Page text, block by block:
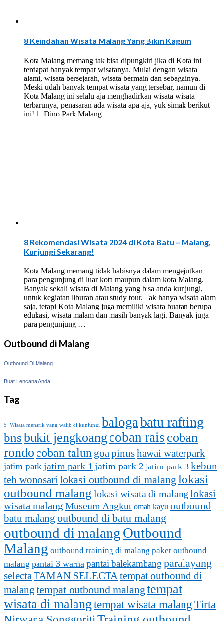
8 Keindahan Wisata Malang Yang Bikin Kagum
Kota Malang memang tak bisa dipungkiri jika di Kota ini
terdapat banyak tempat wisatanya. Mulai dengan wisata
alami, wisata bersejarah, wisata bermain dan sebagainya.
Meski udah banyak tempat wisata yang tersebar, namun di
Kota Malang ini selalu aja menghadirkan wisata wisata
terbarunya, penasaran ada wisata apa aja, yuk simak berikut
ini! 1. Dino Park Malang …
8 Rekomendasi Wisata 2024 di Kota Batu – Malang,
Kunjungi Sekarang!
Kota Malang memang tidak habisnya dalam mengejutkan
para pengunjung di luar kota maupun dalam kota Malang.
Banyak sekali wisata di Malang yang bisa anda kunjungi,
untuk kegiatan liburan atau study tour. Tak hanya wisata alam
saja, tetapi Kota Malang juga memiliki wisata buatan berupa
edukasi, wisata malam dan masih banyak lagi. Banyak juga
para pengunjung …
Outbound di Malang
Outbound Di Malang
Buat Lencana Anda
Tag
5 Wisata menarik yang wajib di kunjungi balogabatu rafting
bnsbukit jengkoang coban rais coban
rondo coban talun goa pinushawai waterpark
jatim park jatim park 1 jatim park 2 jatim park 3 kebun
teh wonosarilokasi outbound di malang lokasi
outbound malang lokasi wisata di malang lokasi
wisata malang Museum Angkut omah kayu outbound
batu malang outbound di batu malang
outbound di malangOutbound
Malang outbound training di malang paket outbound
malang pantai 3 warna pantai balekambang paralayang
selectaTAMAN SELECTA tempat outbound di
malang tempat outbound malang tempat
wisata di malangtempat wisata malangTirta